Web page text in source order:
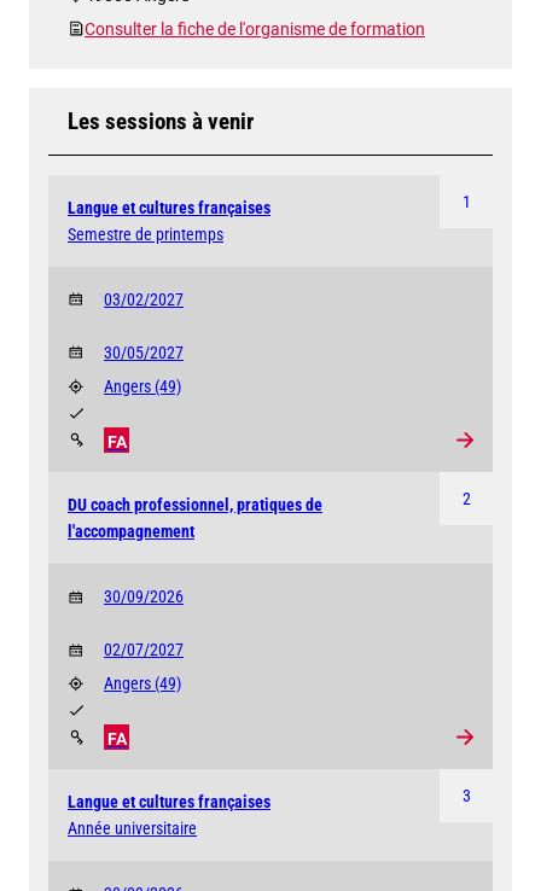
Consulter la fiche de l'organisme de formation
Les sessions à venir
1
Langue et cultures françaises
Semestre de printemps
03/02/2027
30/05/2027
Angers (49)
FA
2
DU coach professionnel, pratiques de
l'accompagnement
30/09/2026
02/07/2027
Angers (49)
FA
3
Langue et cultures françaises
Année universitaire